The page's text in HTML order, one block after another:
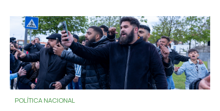
POLÍTICA NACIONAL